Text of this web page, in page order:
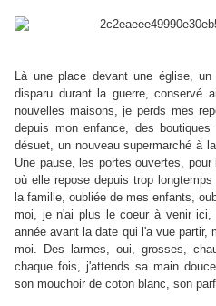
Là une place devant une église,
disparu durant la guerre, conservé
nouvelles maisons, je perds mes
depuis mon enfance, des
désuet, un nouveau supermarché à
Une pause, les portes ouvertes,
où elle repose depuis trop
la famille, oubliée de mes enfants,
moi, je n'ai plus le coeur à venir ici,
année avant la date qui l'a vue partir,
moi. Des larmes, oui, grosses,
chaque fois, j'attends sa main
son mouchoir de coton blanc, son